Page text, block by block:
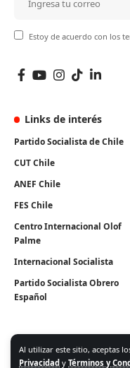
Al utilizar este sitio, aceptas
Privacidad y Términos y
Estoy de acuerdo con los
Links de interés
Partido Socialista de Chile
CUT Chile
ANEF Chile
FES Chile
Centro Internacional Olof
Palme
Internacional Socialista
Partido Socialista Obrero
Español